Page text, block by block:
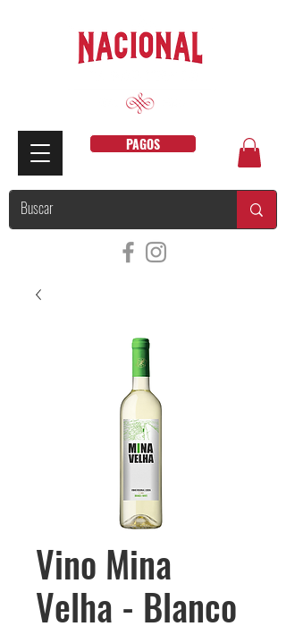
PAGOS
Vino Mina
Velha - Blanco